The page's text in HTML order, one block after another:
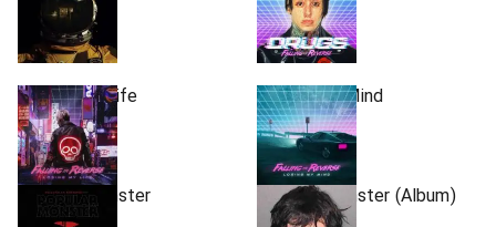
2017
Álbum
•
Single/EP
Losing My Life
2018
•
Single/EP
Losing My Mind
2018
•
Single/EP
Popular Monster
2019
Popular Monster (Album)
2024